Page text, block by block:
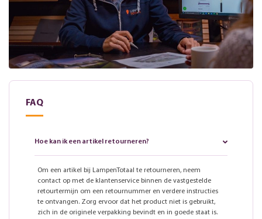
FAQ
Hoe kan ik een artikel retourneren?
Om een artikel bij LampenTotaal te retourneren, neem
contact op met de klantenservice binnen de vastgestelde
retourtermijn om een retournummer en verdere instructies
te ontvangen. Zorg ervoor dat het product niet is gebruikt,
zich in de originele verpakking bevindt en in goede staat is.